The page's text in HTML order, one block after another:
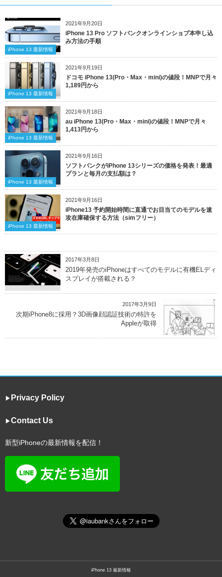
2021年9月20日
iPhone 13 最新情報
iPhone 13 Pro ソフトバンクオンラインショプ本申し込
み方法の手順
2021年9月19日
iPhone 13 最新情報
ドコモ iPhone 13(Pro・Max・mini)の値段！MNPで月々
1,189円から
2021年9月18日
iPhone 13 最新情報
au iPhone 13(Pro・Max・mini)の値段！MNPで月々
1,413円から
2021年9月16日
iPhone 13 最新情報
ソフトバンクがiPhone 13シリーズの価格を発表！最適
プランと毎月の支払額は？
2021年9月16日
iPhone 13 最新情報
iPhone13 予約開始時間に直通でお目当てのモデルを速
攻在庫確保する方法（simフリー）
2017年3月8日
2019年発売のiPhoneはすべてのモデルに有機ELディ
スプレイが搭載される？
2017年3月9日
次期iPhone8に採用？3D画像顔認証技術の特許を
Appleが取得
▶︎ Privacy Policy
▶︎Contact Us
新型iPhoneの最新情報を配信！
iPhone 13 最新情報